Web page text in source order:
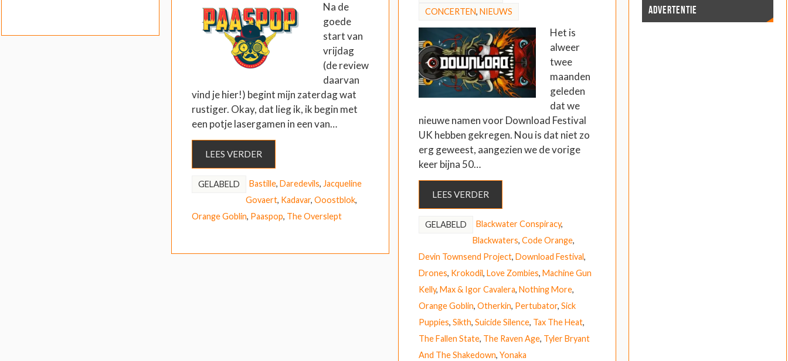
Na de
goede
start van
vrijdag
(de review
daarvan
vind je hier!) begint mijn zaterdag wat
rustiger. Okay, dat lieg ik, ik begin met
een potje lasergamen in een van…
LEES VERDER
GELABELD Bastille, Daredevils, Jacqueline
Govaert, Kadavar, Ooostblok,
Orange Goblin, Paaspop, The Overslept
CONCERTEN, NIEUWS
Het is
alweer
twee
maanden
geleden
dat we
nieuwe namen voor Download Festival
UK hebben gekregen. Nou is dat niet zo
erg geweest, aangezien we de vorige
keer bijna 50…
LEES VERDER
GELABELD Blackwater Conspiracy,
Blackwaters, Code Orange,
Devin Townsend Project, Download Festival,
Drones, Krokodil, Love Zombies, Machine Gun
Kelly, Max & Igor Cavalera, Nothing More,
Orange Goblin, Otherkin, Pertubator, Sick
Puppies, Sikth, Suicide Silence, Tax The Heat,
The Fallen State, The Raven Age, Tyler Bryant
And The Shakedown, Yonaka
ADVERTENTIE